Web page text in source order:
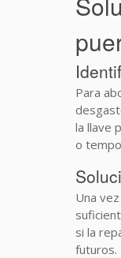
Para
la llave
o
Una
si la
futuros.